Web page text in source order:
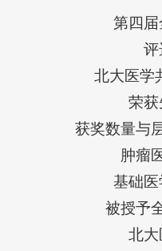
第四
评
北大医学
荣
获奖数量与
肿瘤
基础
被授予
北大